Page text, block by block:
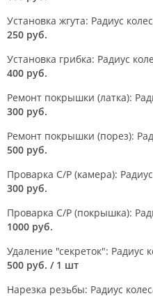
Установка жгута: Радиус
250 руб.
Установка грибка: Радиус
400 руб.
Ремонт покрышки (латка):
300 руб.
Ремонт покрышки (порез):
500 руб.
Проварка С/Р (камера):
300 руб.
Проварка С/Р (покрышка):
1000 руб.
Удаление "секреток": Радиус
500 руб. / 1 шт
Нарезка резьбы: Радиус